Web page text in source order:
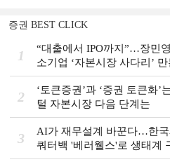
증권 BEST CLICK
1
“대출에서 IPO까지”…장민
소기업 ‘자본시장 사다리’
2
‘토큰증권’과 ‘증권 토큰화’
털 자본시장 다음 단계는
3
AI가 재무설계 바꾼다…한국
쿼터백 '베러웰스'로 생태계